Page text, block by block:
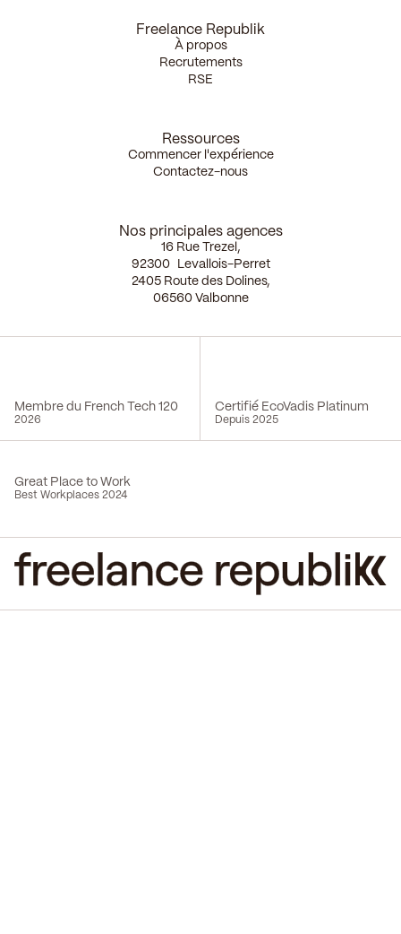
Freelance Republik
À propos
Recrutements
RSE
Ressources
Commencer l'expérience
Contactez-nous
Nos principales agences
16 Rue Trezel,
92300 Levallois-Perret
2405 Route des Dolines,
06560 Valbonne
Great Place to Work
Best Workplaces 2024
Membre du French Tech 120
2026
Certifié EcoVadis Platinum
Depuis 2025